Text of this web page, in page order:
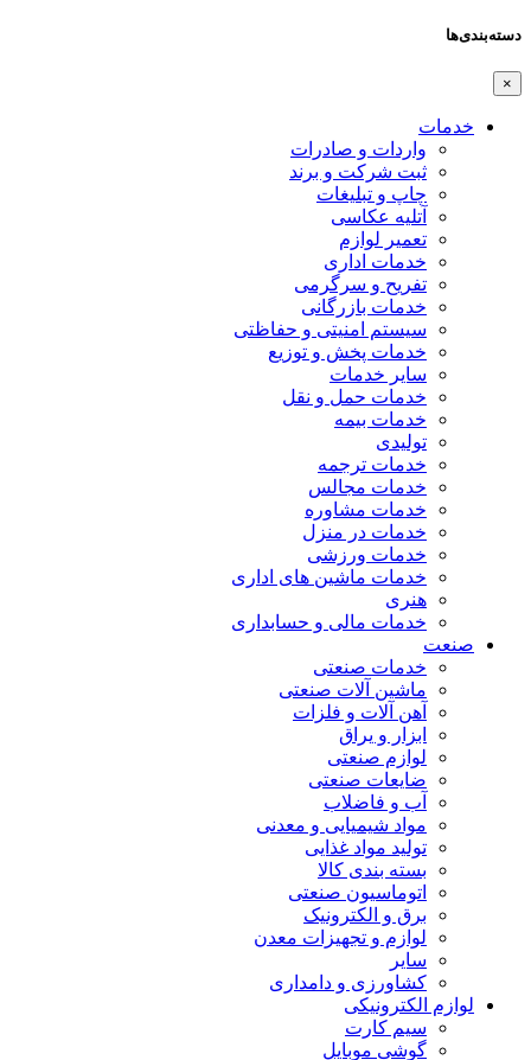
دسته‌بندی‌ها
×
خدمات
واردات و صادرات
ثبت شرکت و برند
چاپ و تبلیغات
آتلیه عکاسی
تعمیر لوازم
خدمات اداری
تفریح و سرگرمی
خدمات بازرگانی
سیستم امنیتی و حفاظتی
خدمات پخش و توزیع
سایر خدمات
خدمات حمل و نقل
خدمات بیمه
تولیدی
خدمات ترجمه
خدمات مجالس
خدمات مشاوره
خدمات در منزل
خدمات ورزشی
خدمات ماشین های اداری
هنری
خدمات مالی و حسابداری
صنعت
خدمات صنعتی
ماشین آلات صنعتی
آهن آلات و فلزات
ابزار و یراق
لوازم صنعتی
ضایعات صنعتی
آب و فاضلاب
مواد شیمیایی و معدنی
تولید مواد غذایی
بسته بندی کالا
اتوماسیون صنعتی
برق و الکترونیک
لوازم و تجهیزات معدن
سایر
کشاورزی و دامداری
لوازم الکترونیکی
سیم کارت
گوشی موبایل